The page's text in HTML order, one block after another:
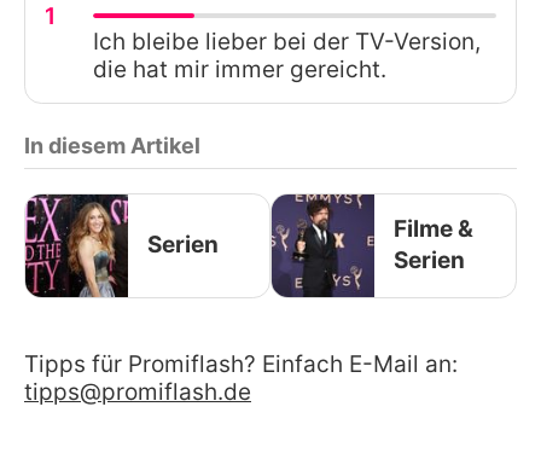
1
Ich bleibe lieber bei der TV-Version,
die hat mir immer gereicht.
In diesem Artikel
Serien
Filme &
Serien
Tipps für Promiflash? Einfach E-Mail an:
tipps@promiflash.de